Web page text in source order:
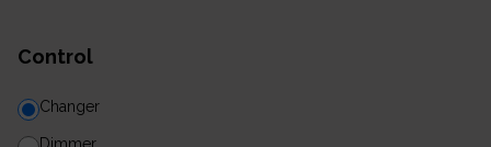
Control
Changer